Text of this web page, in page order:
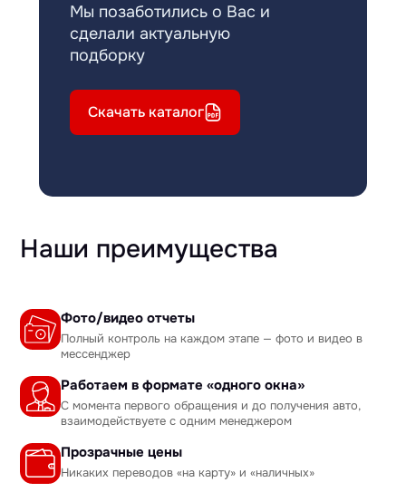
Мы позаботились о Вас и
сделали актуальную
подборку
Скачать каталог
Наши преимущества
Фото/видео отчеты
Полный контроль на каждом этапе — фото и видео в
мессенджер
Работаем в формате «одного окна»
С момента первого обращения и до получения авто,
взаимодействуете с одним менеджером
Прозрачные цены
Никаких переводов «на карту» и «наличных»